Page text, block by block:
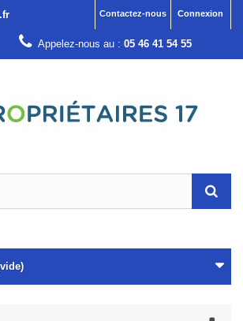
Connexion
Contactez-nous
Appelez-nous au : 05 46 41 54 55